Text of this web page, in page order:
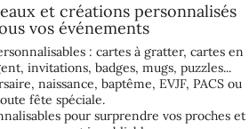
et créations personnalisés
vos événements
: cartes à gratter, cartes en
, invitations, badges, mugs, puzzles...
, naissance, baptême, EVJF, PACSou
fête spéciale.
pour surprendre vos proches et